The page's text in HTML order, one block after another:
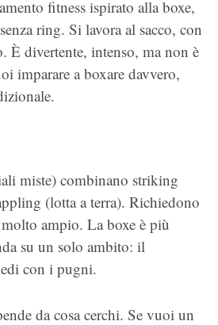
fitness ispirato alla boxe,
ring. Si lavora al sacco, con
È divertente, intenso, ma non è
imparare a boxare davvero,
miste) combinano striking
(lotta a terra). Richiedono
ampio. La boxe è più
su un solo ambito: il
con i pugni.
da cosa cerchi. Se vuoi un